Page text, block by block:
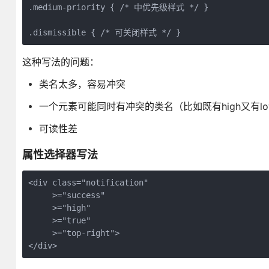
.medium-priority { /* 中优先级样式 */ }
.dismissible { /* 可关闭样式 */ }
这种写法的问题：
类名太多，容易冲突
一个元素可能同时有冲突的类名（比如既有high又有
可读性差
属性选择器写法
<div class="notification"
     >="success"
     >="high"
     >="true"
     >="top-right">
</div>